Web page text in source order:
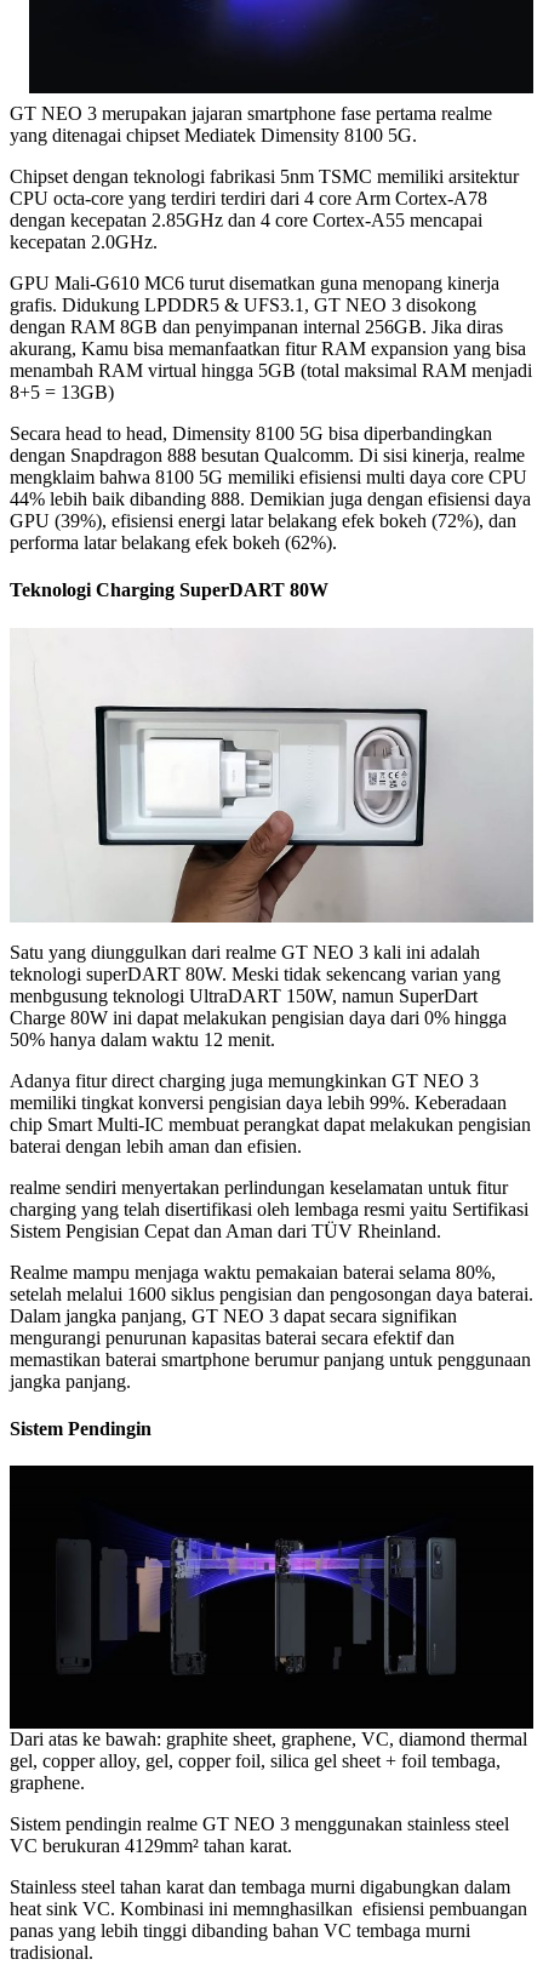
GT NEO 3 merupakan jajaran smartphone fase pertama realme
yang ditenagai chipset Mediatek Dimensity 8100 5G.
Chipset dengan teknologi fabrikasi 5nm TSMC memiliki arsitektur
CPU octa-core yang terdiri terdiri dari 4 core Arm Cortex-A78
dengan kecepatan 2.85GHz dan 4 core Cortex-A55 mencapai
kecepatan 2.0GHz.
GPU Mali-G610 MC6 turut disematkan guna menopang kinerja
grafis. Didukung LPDDR5 & UFS3.1, GT NEO 3 disokong
dengan RAM 8GB dan penyimpanan internal 256GB. Jika diras
akurang, Kamu bisa memanfaatkan fitur RAM expansion yang bisa
menambah RAM virtual hingga 5GB (total maksimal RAM menjadi
8+5 = 13GB)
Secara head to head, Dimensity 8100 5G bisa diperbandingkan
dengan Snapdragon 888 besutan Qualcomm. Di sisi kinerja, realme
mengklaim bahwa 8100 5G memiliki efisiensi multi daya core CPU
44% lebih baik dibanding 888. Demikian juga dengan efisiensi daya
GPU (39%), efisiensi energi latar belakang efek bokeh (72%), dan
performa latar belakang efek bokeh (62%).
Teknologi Charging SuperDART 80W
Satu yang diunggulkan dari realme GT NEO 3 kali ini adalah
teknologi superDART 80W. Meski tidak sekencang varian yang
menbgusung teknologi UltraDART 150W, namun SuperDart
Charge 80W ini dapat melakukan pengisian daya dari 0% hingga
50% hanya dalam waktu 12 menit.
Adanya fitur direct charging juga memungkinkan GT NEO 3
memiliki tingkat konversi pengisian daya lebih 99%. Keberadaan
chip Smart Multi-IC membuat perangkat dapat melakukan pengisian
baterai dengan lebih aman dan efisien.
realme sendiri menyertakan perlindungan keselamatan untuk fitur
charging yang telah disertifikasi oleh lembaga resmi yaitu Sertifikasi
Sistem Pengisian Cepat dan Aman dari TÜV Rheinland.
Realme mampu menjaga waktu pemakaian baterai selama 80%,
setelah melalui 1600 siklus pengisian dan pengosongan daya baterai.
Dalam jangka panjang, GT NEO 3 dapat secara signifikan
mengurangi penurunan kapasitas baterai secara efektif dan
memastikan baterai smartphone berumur panjang untuk penggunaan
jangka panjang.
Sistem Pendingin
Dari atas ke bawah: graphite sheet, graphene, VC, diamond thermal
gel, copper alloy, gel, copper foil, silica gel sheet + foil tembaga,
graphene.
Sistem pendingin realme GT NEO 3 menggunakan stainless steel
VC berukuran 4129mm² tahan karat.
Stainless steel tahan karat dan tembaga murni digabungkan dalam
heat sink VC. Kombinasi ini memnghasilkan efisiensi pembuangan
panas yang lebih tinggi dibanding bahan VC tembaga murni
tradisional.